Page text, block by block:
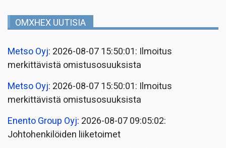
OMXHEX UUTISIA
Metso Oyj: 2026-08-07 15:50:01: Ilmoitus
merkittävistä omistusosuuksista
Metso Oyj: 2026-08-07 15:50:01: Ilmoitus
merkittävistä omistusosuuksista
Enento Group Oyj: 2026-08-07 09:05:02:
Johtohenkilöiden liiketoimet